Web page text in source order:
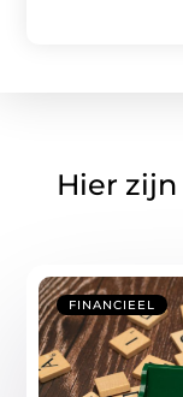
Hier
FINANCIEEL